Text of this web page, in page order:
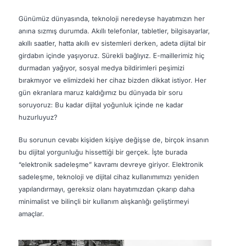
Günümüz dünyasında, teknoloji neredeyse hayatımızın her
anına sızmış durumda. Akıllı telefonlar, tabletler, bilgisayarlar,
akıllı saatler, hatta akıllı ev sistemleri derken, adeta dijital bir
girdabın içinde yaşıyoruz. Sürekli bağlıyız. E-maillerimiz hiç
durmadan yağıyor, sosyal medya bildirimleri peşimizi
bırakmıyor ve elimizdeki her cihaz bizden dikkat istiyor. Her
gün ekranlara maruz kaldığımız bu dünyada bir soru
soruyoruz: Bu kadar dijital yoğunluk içinde ne kadar
huzurluyuz?
Bu sorunun cevabı kişiden kişiye değişse de, birçok insanın
bu dijital yorgunluğu hissettiği bir gerçek. İşte burada
“elektronik sadeleşme” kavramı devreye giriyor. Elektronik
sadeleşme, teknoloji ve dijital cihaz kullanımımızı yeniden
yapılandırmayı, gereksiz olanı hayatımızdan çıkarıp daha
minimalist ve bilinçli bir kullanım alışkanlığı geliştirmeyi
amaçlar.